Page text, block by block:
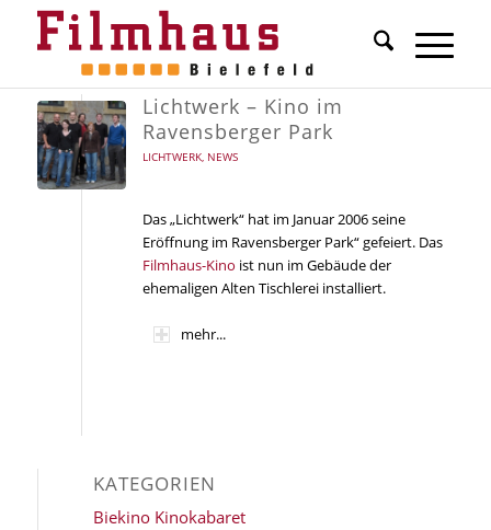
Lichtwerk – Kino im
Ravensberger Park
LICHTWERK, NEWS
Das „Lichtwerk“ hat im Januar 2006 seine
Eröffnung im Ravensberger Park“ gefeiert. Das
Filmhaus-Kino ist nun im Gebäude der
ehemaligen Alten Tischlerei installiert.
mehr...
KATEGORIEN
Biekino Kinokabaret